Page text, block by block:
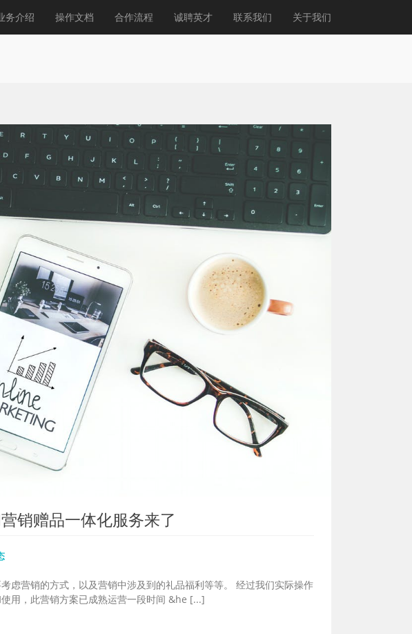
务介绍 操作文档 合作流程 诚聘英才 联系我们 关于我们
销赠品一体化服务来了
虑营销的方式，以及营销中涉及到的礼品福利等等。 经过我们实际操作
用，此营销方案已成熟运营一段时间 &he [...]